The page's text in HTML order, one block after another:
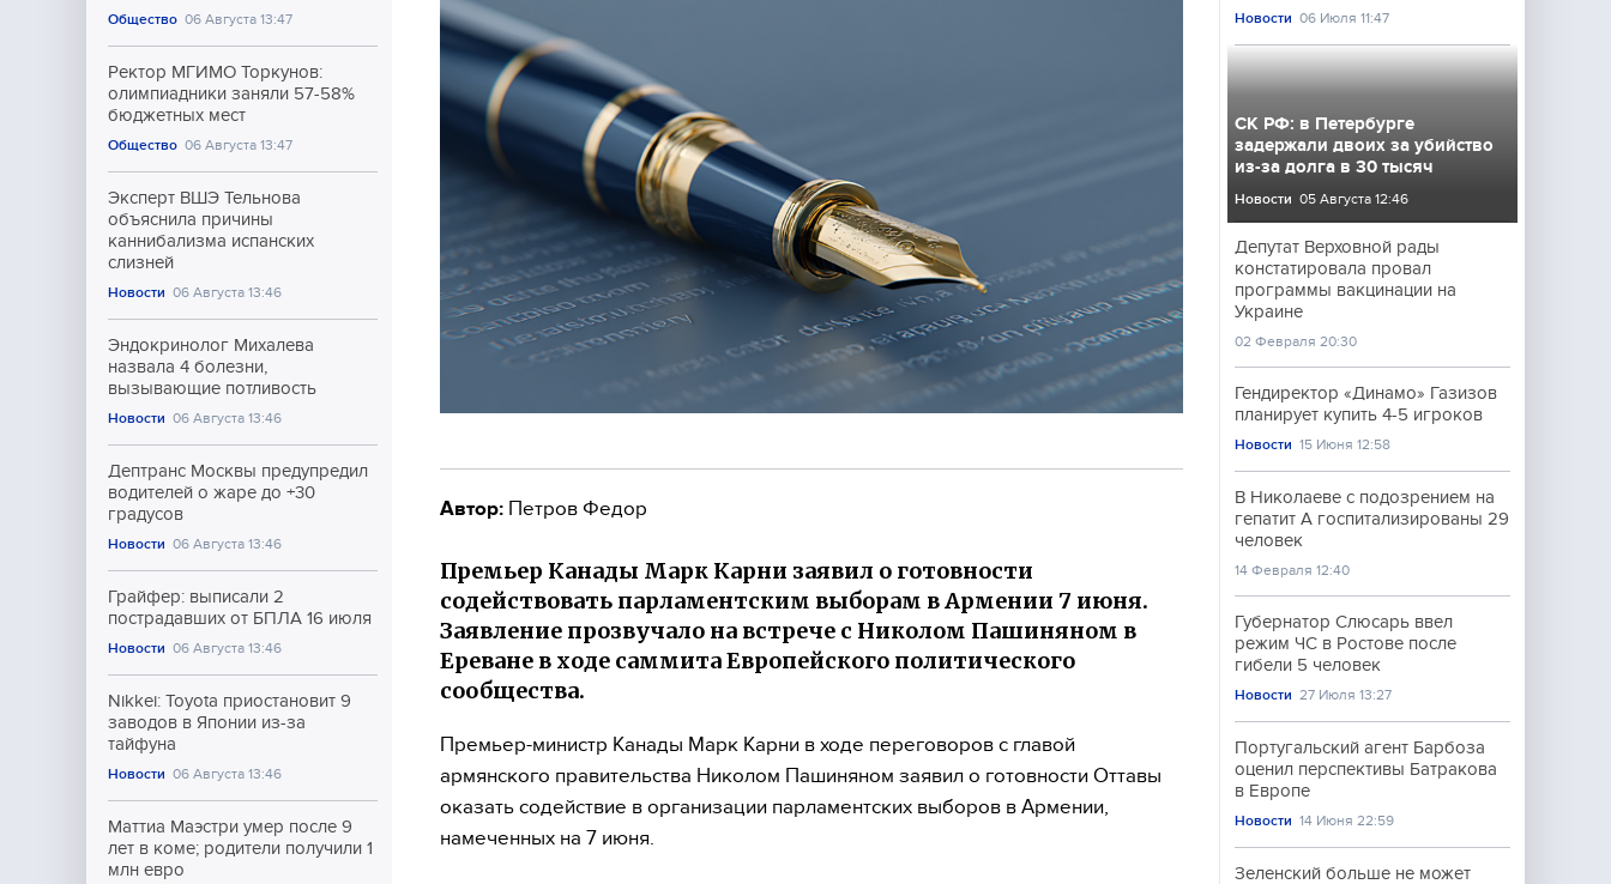
Общество 06 Августа 13:47
Ректор МГИМО Торкунов:
олимпиадники заняли 57-58%
бюджетных мест
Общество 06 Августа 13:47
Эксперт ВШЭ Тельнова
объяснила причины
каннибализма испанских
слизней
Новости 06 Августа 13:46
Эндокринолог Михалева
назвала 4 болезни,
вызывающие потливость
Новости 06 Августа 13:46
Дептранс Москвы предупредил
водителей о жаре до +30
градусов
Новости 06 Августа 13:46
Грайфер: выписали 2
пострадавших от БПЛА 16 июля
Новости 06 Августа 13:46
Nikkei: Toyota приостановит 9
заводов в Японии из-за
тайфуна
Новости 06 Августа 13:46
Маттиа Маэстри умер после 9
лет в коме; родители получили 1
млн евро
Автор: Петров Федор
Премьер Канады Марк Карни заявил о готовности
содействовать парламентским выборам в Армении 7 июня.
Заявление прозвучало на встрече с Николом Пашиняном в
Ереване в ходе саммита Европейского политического
сообщества.
Премьер-министр Канады Марк Карни в ходе переговоров с главой
армянского правительства Николом Пашиняном заявил о готовности Оттавы
оказать содействие в организации парламентских выборов в Армении,
намеченных на 7 июня.
Новости 06 Июля 11:47
СК РФ: в Петербурге
задержали двоих за убийство
из-за долга в 30 тысяч
Новости 05 Августа 12:46
Депутат Верховной рады
констатировала провал
программы вакцинации на
Украине
02 Февраля 20:30
Гендиректор «Динамо» Газизов
планирует купить 4-5 игроков
Новости 15 Июня 12:58
В Николаеве с подозрением на
гепатит А госпитализированы 29
человек
14 Февраля 12:40
Губернатор Слюсарь ввел
режим ЧС в Ростове после
гибели 5 человек
Новости 27 Июля 13:27
Португальский агент Барбоза
оценил перспективы Батракова
в Европе
Новости 14 Июня 22:59
Зеленский больше не может